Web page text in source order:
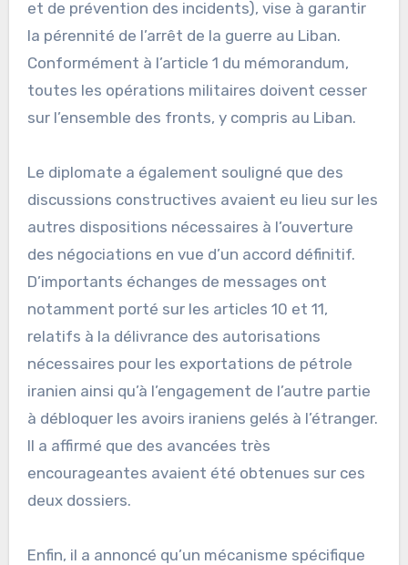
et de prévention des incidents), vise à garantir
la pérennité de l’arrêt de la guerre au Liban.
Conformément à l’article 1 du mémorandum,
toutes les opérations militaires doivent cesser
sur l’ensemble des fronts, y compris au Liban.
Le diplomate a également souligné que des
discussions constructives avaient eu lieu sur les
autres dispositions nécessaires à l’ouverture
des négociations en vue d’un accord définitif.
D’importants échanges de messages ont
notamment porté sur les articles 10 et 11,
relatifs à la délivrance des autorisations
nécessaires pour les exportations de pétrole
iranien ainsi qu’à l’engagement de l’autre partie
à débloquer les avoirs iraniens gelés à l’étranger.
Il a affirmé que des avancées très
encourageantes avaient été obtenues sur ces
deux dossiers.
Enfin, il a annoncé qu’un mécanisme spécifique